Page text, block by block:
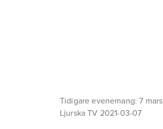
Tidigare evenemang: 7 mars
Ljurska TV 2021-03-07